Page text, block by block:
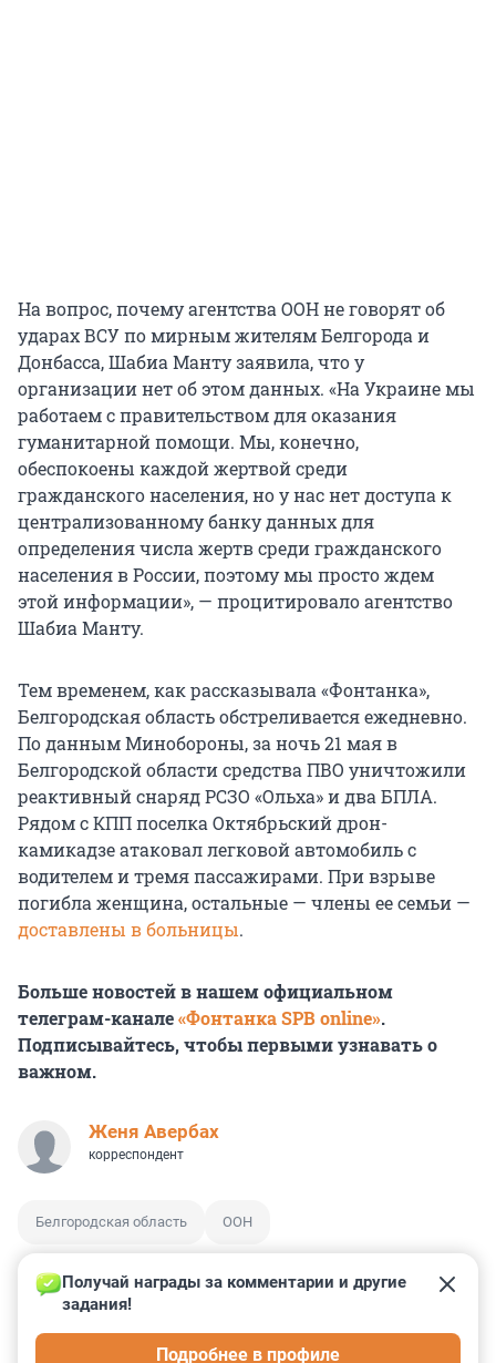
На вопрос, почему агентства ООН не говорят об
ударах ВСУ по мирным жителям Белгорода и
Донбасса, Шабиа Манту заявила, что у
организации нет об этом данных. «На Украине мы
работаем с правительством для оказания
гуманитарной помощи. Мы, конечно,
обеспокоены каждой жертвой среди
гражданского населения, но у нас нет доступа к
централизованному банку данных для
определения числа жертв среди гражданского
населения в России, поэтому мы просто ждем
этой информации», — процитировало агентство
Шабиа Манту.
Тем временем, как рассказывала «Фонтанка»,
Белгородская область обстреливается ежедневно.
По данным Минобороны, за ночь 21 мая в
Белгородской области средства ПВО уничтожили
реактивный снаряд РСЗО «Ольха» и два БПЛА.
Рядом с КПП поселка Октябрьский дрон-
камикадзе атаковал легковой автомобиль с
водителем и тремя пассажирами. При взрыве
погибла женщина, остальные — члены ее семьи —
доставлены в больницы.
Больше новостей в нашем официальном
телеграм-канале«Фонтанка SPB online».
Подписывайтесь, чтобы первыми узнавать о
важном.
Женя Авербах
корреспондент
Белгородская область ООН
Получай награды за комментарии и другие
задания!
Подробнее в профиле